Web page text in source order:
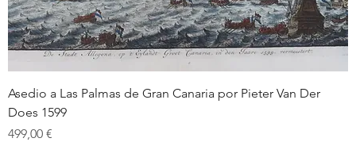
Asedio a Las Palmas de Gran Canaria por Pieter Van Der
Does 1599
Prix
499,00 €